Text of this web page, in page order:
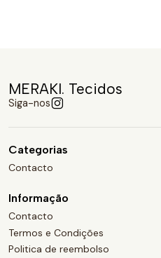
MERAKI. Tecidos
Siga-nos
Categorias
Contacto
Informação
Contacto
Termos e Condições
Politica de reembolso